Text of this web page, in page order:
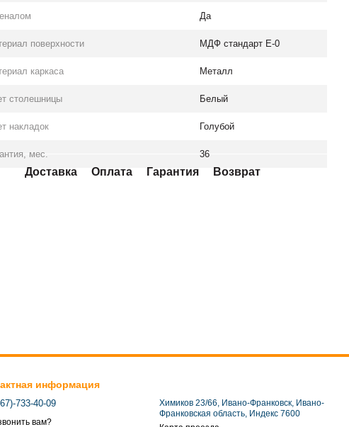
Да
поверхности МДФ стандарт Е-0
каркаса Металл
столешницы Белый
накладок Голубой
мес. 36
Доставка Оплата Гарантия Возврат
информация
733-40-09
вам?
Химиков 23/66, Ивано-Франковск, Ивано-
Франковская область, Индекс 7600